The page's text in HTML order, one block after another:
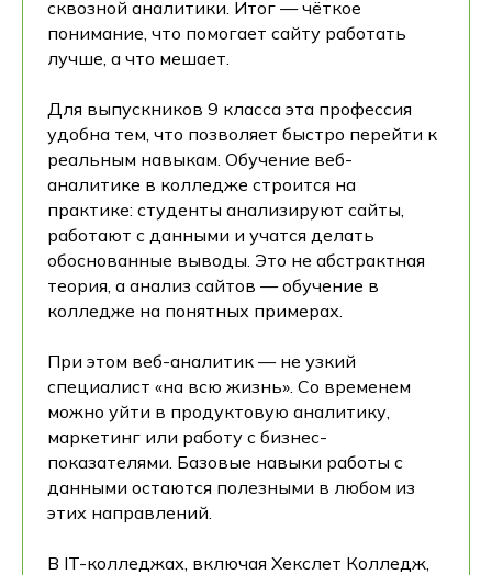
сквозной аналитики. Итог — чёткое
понимание, что помогает сайту работать
лучше, а что мешает.
Для выпускников 9 класса эта профессия
удобна тем, что позволяет быстро перейти к
реальным навыкам. Обучение веб-
аналитике в колледже строится на
практике: студенты анализируют сайты,
работают с данными и учатся делать
обоснованные выводы. Это не абстрактная
теория, а анализ сайтов — обучение в
колледже на понятных примерах.
При этом веб-аналитик — не узкий
специалист «на всю жизнь». Со временем
можно уйти в продуктовую аналитику,
маркетинг или работу с бизнес-
показателями. Базовые навыки работы с
данными остаются полезными в любом из
этих направлений.
В IT-колледжах, включая Хекслет Колледж,